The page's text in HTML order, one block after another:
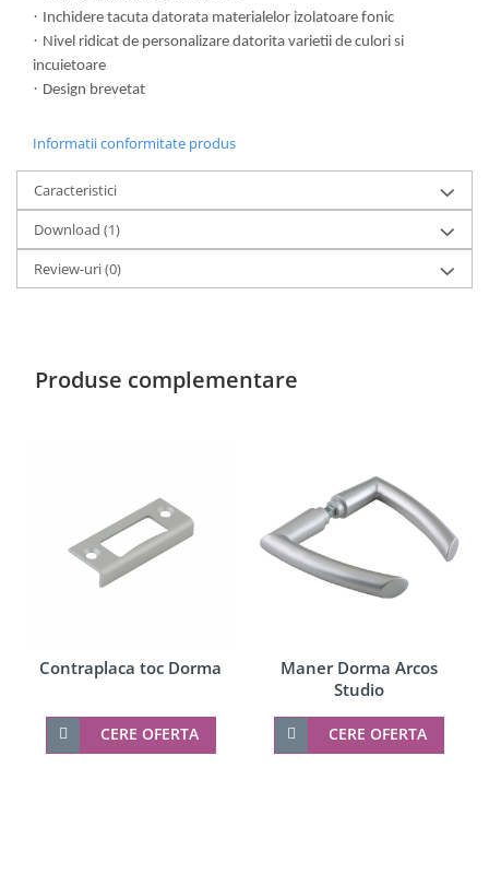
· Inchidere tacuta datorata materialelor izolatoare fonic
· Nivel ridicat de personalizare datorita varietii de culori si
incuietoare
· Design brevetat
Informatii conformitate produs
Caracteristici
Download (1)
Review-uri(0)
Produse complementare
Contraplaca toc Dorma
CERE OFERTA
Maner Dorma Arcos
Studio
CERE OFERTA